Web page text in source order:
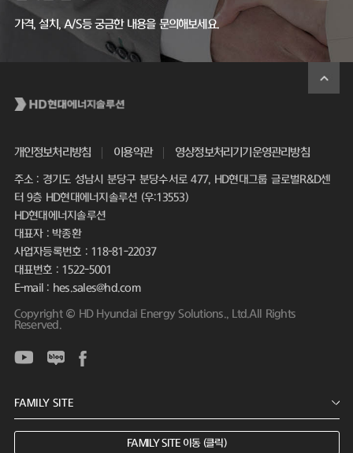
가격, 설치, A/S등 궁금한 내용을 문의해보세요.
개인정보처리방침 이용약관 영상정보처리기기운영관리방침
주소 : 경기도 성남시 분당구 분당수서로 477, HD현대그룹 글로벌R&D센
터 9층 HD현대에너지솔루션 (우:13553)
HD현대에너지솔루션
대표자 : 박종환
사업자등록번호 : 118-81-22037
대표번호 : 1522-5001
E-mail : hes.sales@hd.com
Copyright © HD Hyundai Energy Solutions., Ltd.All Rights
Reserved.
FAMILY SITE 이동 (클릭)